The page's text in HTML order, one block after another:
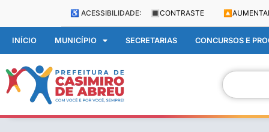
♿ ACESSIBILIDADE: 🔳 CONTRASTE 🔼
INÍCIO MUNICÍPIO SECRETARIAS CONCURSOS E